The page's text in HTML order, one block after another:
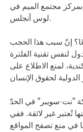
بمركز مجتمع الميم في
لوس أنجلس.
إنّ سبب هذا الحجب
لنفس تقنية الفلترة
لمنع الاطلاع على
"نت-سويبر" في الحدّ
تُعتبر غير لائقة. ففي
في منع تصفح المواقع